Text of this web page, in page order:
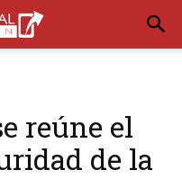
reúne el
de la